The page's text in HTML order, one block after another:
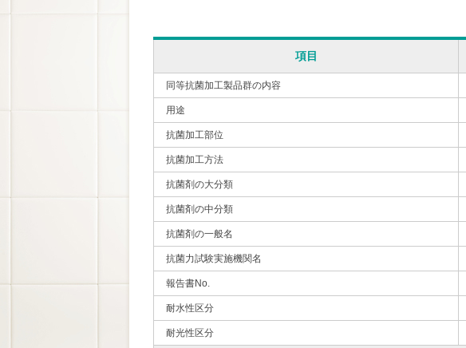
項目
同等抗菌加工製品群の内容
用途
抗菌加工部位
抗菌加工方法
抗菌剤の大分類
抗菌剤の中分類
抗菌剤の一般名
抗菌力試験実施機関名
報告書No.
耐水性区分
耐光性区分